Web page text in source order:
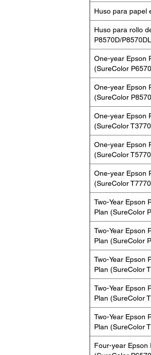
Huso para papel
Huso para rollo
P8570D/
One-year Epson
(SureColor
One-year Epson
(SureColor
One-year Epson
(SureColor
One-year Epson
(SureColor
One-year Epson
(SureColor
Two-Year Epson
Plan (SureColor
Two-Year Epson
Plan (SureColor
Two-Year Epson
Plan (SureColor
Two-Year Epson
Plan (SureColor
Two-Year Epson
Plan (SureColor
Four-year Epson